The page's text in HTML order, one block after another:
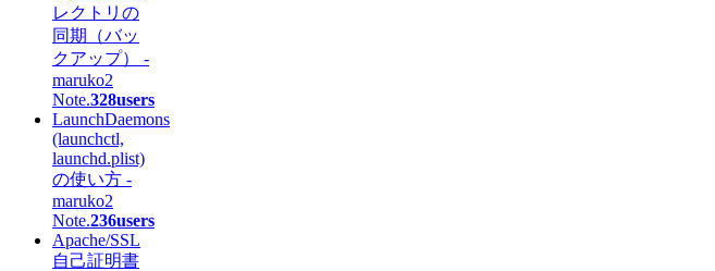
レクトリの
同期（バッ
クアップ） -
maruko2
Note.328users
LaunchDaemons
(launchctl,
launchd.plist)
の使い方 -
maruko2
Note.236users
Apache/SSL
自己証明書